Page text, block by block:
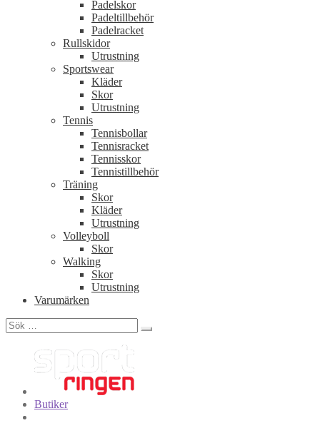
Padelskor
Padeltillbehör
Padelracket
Rullskidor
Utrustning
Sportswear
Kläder
Skor
Utrustning
Tennis
Tennisbollar
Tennisracket
Tennisskor
Tennistillbehör
Träning
Skor
Kläder
Utrustning
Volleyboll
Skor
Walking
Skor
Utrustning
Varumärken
Sök
efter:
Butiker